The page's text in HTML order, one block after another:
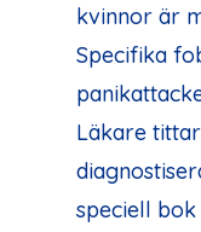
kvinnor är
Specifika
Läkare
speciell bok